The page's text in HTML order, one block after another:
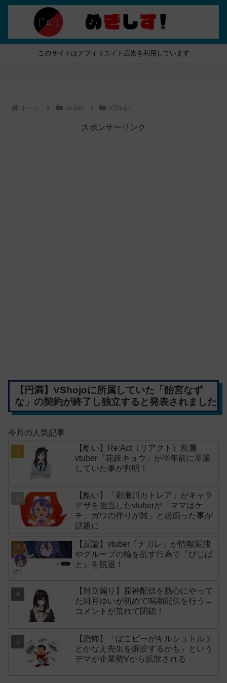
このサイトはアフィリエイト広告を利用しています
ホーム vtuber VShojo
スポンサーリンク
【円満】VShojoに所属していた「飴宮なず
な」の契約が終了し独立すると発表されました
今月の人気記事
【酷い】Re:Act（リアクト）所属
vtuber「花鋏キョウ」が半年前に卒業
していた事が判明！
【酷い】「彩瀬川カトレア」がキャラ
デザを担当したvtuberが「ママはケ
チ、ガワの作りが雑」と愚痴った事が
話題に
【反論】vtuber「ナガレ」が情報漏洩
やグループの輪を乱す行為で『びじぱ
と』を脱退！
【対立煽り】原神配信を熱心にやって
た緋月ゆいが初めて鳴潮配信を行う→
コメントが荒れて閉鎖！
【恐怖】「ぽこピーがキルシュトルテ
とかなえ先生を訴訟するかも」という
デマが企業勢Vから拡散される